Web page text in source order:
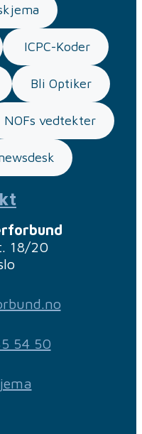
ICPC-Koder
Bli Optiker
NOFs vedtekter
18/20
54 50